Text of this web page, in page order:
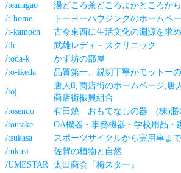
/teanagao
湯どころ茶どころよかところか
/t-home
トーヨーハウジングのホーム
/t-kamoch
古今東西に生活文化の淵源を求
/tlc
武雄レディ－スクリニック
/toda-k
かず坊の部屋
/to-ikeda
品質第一、親切丁寧がモットー
/toj
唐人町商店街のホームページ,唐
商店街振興組合
/tosendo
有田焼 おもてなしの器 (株)勝
/toutake
OA機器・事務機器・学校用品・
/tsukasa
スポーツサイクルから実用車ま
/tukusi
佐賀の植物と自然
/UMESTAR
太田商会『梅スター』